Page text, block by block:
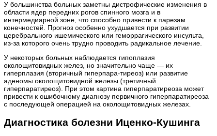
У большинства больных заметны дистрофические изменения в
области ядер передних рогов спинного мозга и в
интермедиарной зоне, что способно привести к парезам
конечностей. Прогноз особенно ухудшается при развитии
церебрального ишемического или геморрагического инсульта,
из-за которого очень трудно проводить радикальное лечение.
У некоторых больных наблюдается гипоплазия
околощитовидных желез, но значительно чаще — их
гиперплазия (вторичный гиперпара-тиреоз) или развитие
аденомы околощитовидной железы (третичный
гиперпаратиреоз). При этом картина гиперпаратиреоза может
привести к ошибочному диагнозу первичного гиперпаратиреоза
с последующей операцией на околощитовидных железах.
Диагностика болезни Иценко-Кушинга